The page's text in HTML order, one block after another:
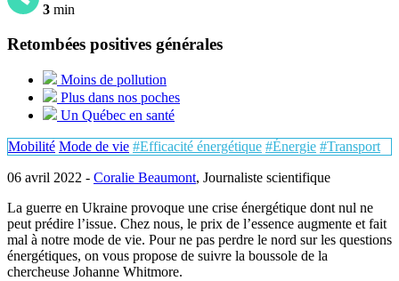
3 min
Retombées positives générales
Moins de pollution
Plus dans nos poches
Un Québec en santé
Mobilité Mode de vie #Efficacité énergétique #Énergie #Transport
06 avril 2022 - Coralie Beaumont, Journaliste scientifique
La guerre en Ukraine provoque une crise énergétique dont nul ne
peut prédire l’issue. Chez nous, le prix de l’essence augmente et fait
mal à notre mode de vie. Pour ne pas perdre le nord sur les questions
énergétiques, on vous propose de suivre la boussole de la
chercheuse Johanne Whitmore.